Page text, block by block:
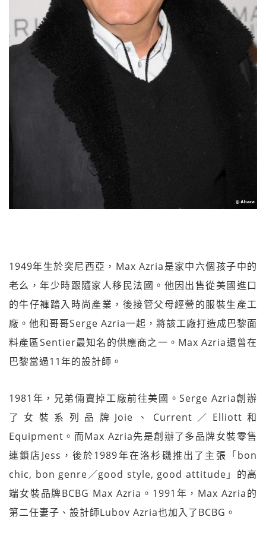
1949年生於突尼西亞，Max Azria是家中六個孩子中的
老么，年少時跟隨家人移民法國。他因出售從美國進口
的牛仔褲踏入時尚產業，後接管父母經營的服裝生產工
廠。他和哥哥Serge Azria一起，將該工廠打造成巴黎面
料產區Sentier最知名的供應商之一。Max Azria還曾在
巴黎當過11年的設計師。
1981年，兄弟倆賣掉工廠前往美國。Serge Azria創辦
了女裝系列品牌Joie、Current／Elliott和
Equipment。而Max Azria先是創辦了多品牌女裝零售
連鎖店Jess，後於1989年在洛杉磯推出了主張「bon
chic, bon genre／good style, good attitude」的高
端女裝品牌BCBG Max Azria。1991年，Max Azria的
第二任妻子、設計師Lubov Azria也加入了BCBG。